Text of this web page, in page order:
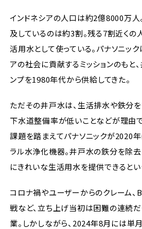
インドネシアの人口は約2億8000万人
及しているのは約3割。残る7割近くの
活用水として使っている。パナソニッ
アの社会に貢献するミッションのもと
ンプを1980年代から供給してきた。
ただその井戸水は、生活排水や鉄分を
下水道整備率が低いことなどが理由
課題を踏まえてパナソニックが2020年
ラル水浄化機器。井戸水の鉄分を除去
にきれいな生活用水を提供できるとい
コロナ禍やユーザーからのクレーム
戦など、立ち上げ当初は困難の連続だ
業。しかしながら、2024年8月には単